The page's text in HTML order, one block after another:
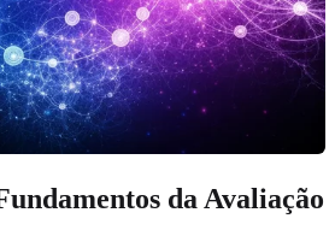
da Avaliação